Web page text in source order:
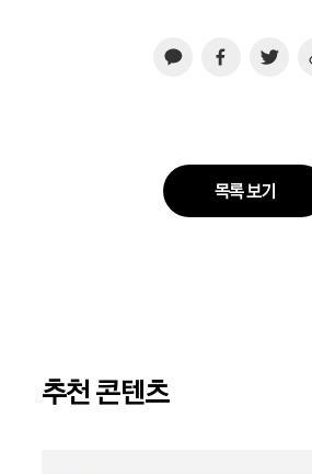
목록 보기
추천 콘텐츠